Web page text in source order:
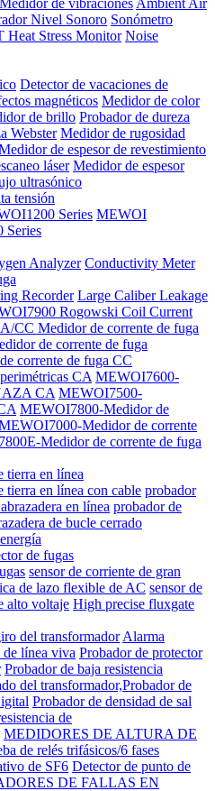
Medidor de vibraciones Ambient Air
Nivel Sonoro Sonómetro
Heat Stress Monitor Noise
Detector de vacaciones de
magnéticos Medidor de color
de brillo Probador de dureza
Webster Medidor de rugosidad
de espesor de revestimiento
láser Medidor de espesor
ultrasónico
tensión
Series MEWOI
Series
Analyzer Conductivity Meter
Recorder Large Caliber Leakage
Rogowski Coil Current
CC Medidor de corrente de fuga
de corrente de fuga
corrente de fuga CC
CA MEWOI7600-
CA MEWOI7500-
MEWOI7800-Medidor de
Medidor de corrente
Medidor de corrente de fuga
tierra en línea
tierra en línea con cable probador
en línea probador de
de bucle cerrado
de fugas
sensor de corriente de gran
de lazo flexible de AC sensor de
alto voltaje High precise fluxgate
del transformador Alarma
línea viva Probador de protector
Probador de baja resistencia
del transformador,Probador de
Probador de densidad de sal
de
MEDIDORES DE ALTURA DE
de relés trifásicos/6 fases
de SF6 Detector de punto de
DE FALLAS EN